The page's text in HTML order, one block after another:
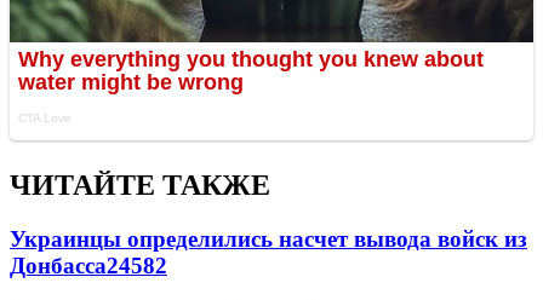
ЧИТАЙТЕ ТАКЖЕ
Украинцы определились насчет вывода войск из
Донбасса24582